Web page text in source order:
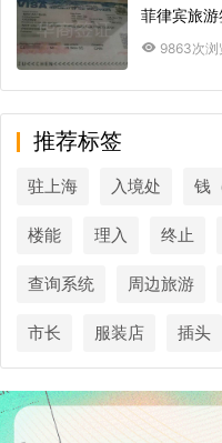
菲律宾旅
9863次浏
推荐标签
驻上海 入境处 钱
楼能 理入 终止
查询系统 周边旅游
市长 服装店 插头